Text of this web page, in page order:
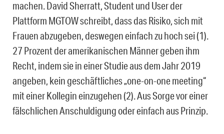
machen. David Sherratt, Student und User der
Plattform MGTOW schreibt, dass das Risiko, sich mit
Frauen abzugeben, deswegen einfach zu hoch sei (1).
27 Prozent der amerikanischen Männer geben ihm
Recht, indem sie in einer Studie aus dem Jahr 2019
angeben, kein geschäftliches „one-on-one meeting“
mit einer Kollegin einzugehen (2). Aus Sorge vor einer
fälschlichen Anschuldigung oder einfach aus Prinzip.